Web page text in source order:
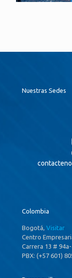
Nuestras Sedes
Colombia
Bogotá, Visitar
Centro
Carrera 13 #
PBX: (+57 601)